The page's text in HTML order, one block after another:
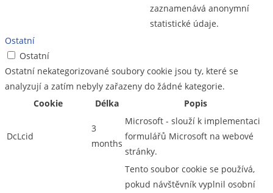
zaznamenává anonymní
statistické údaje.
Ostatní
Ostatní
Ostatní nekategorizované soubory cookie jsou ty, které se
analyzují a zatím nebyly zařazeny do žádné kategorie.
Cookie
Délka Popis
DcLcid
3
months
Microsoft - slouží k implementaci
formulářů Microsoft na webové
stránky.
Tento soubor cookie se používá,
pokud návštěvník vyplnil osobní